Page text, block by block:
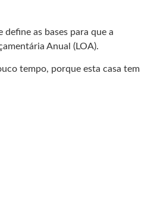
as bases para que a
Anual (LOA).
tempo, porque esta casa tem